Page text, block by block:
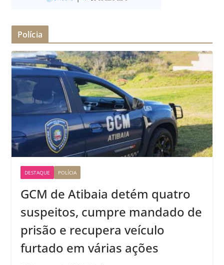
Polícia
DESTAQUE POLÍCIA
GCM de Atibaia detém quatro
suspeitos, cumpre mandado de
prisão e recupera veículo
furtado em várias ações